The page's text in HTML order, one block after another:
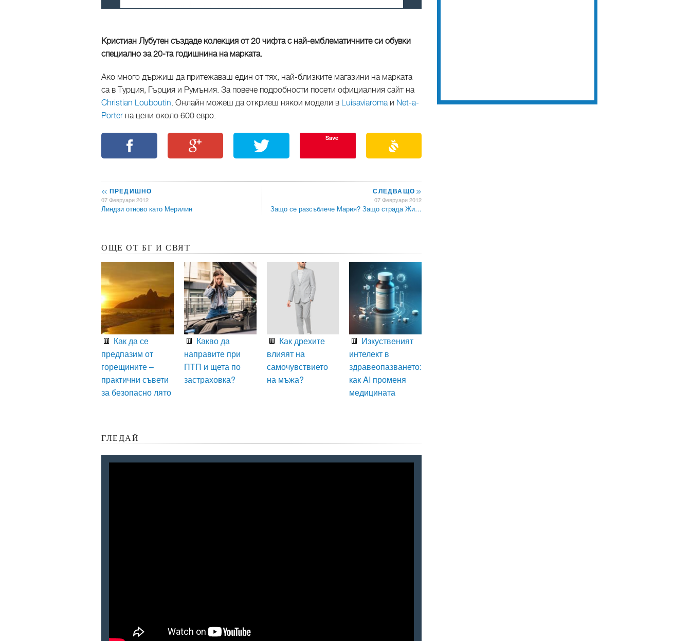
Кристиан Лубутен създаде колекция от 20 чифта с най-емблематичните си обувки
специално за 20-та годишнина на марката.
Ако много държиш да притежаваш един от тях, най-близките магазини на марката
са в Турция, Гърция и Румъния. За повече подробности посети официалния сайт на
Christian Louboutin. Онлайн можеш да откриеш някои модели в Luisaviaromaи Net-a-
Porter на цени около 600 евро.
Save
<< ПРЕДИШНО
07 Февруари 2012
Линдзи отново като Мерилин
СЛЕДВАЩО>>
07 Февруари 2012
Защо се разсъблече Мария? Защо страда Жи…
ОЩЕ ОТ БГ И СВЯТ
Как да се
предпазим от
горещините –
практични съвети
за безопасно лято
Какво да
направите при
ПТП и щета по
застраховка?
Как дрехите
влияят на
самочувствието
на мъжа?
Изкуственият
интелект в
здравеопазването:
как AI променя
медицината
ГЛЕДАЙ